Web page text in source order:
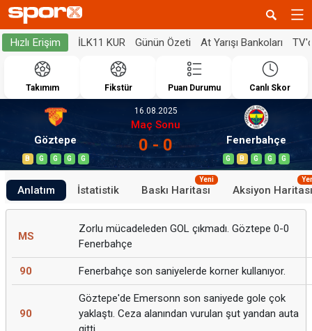
Hızlı Erişim İLK11 KUR Günün Özeti At Yarışı Bankoları
Takımım Fikstür Puan Durumu Canlı Skor
Göztepe
B G G G G
16.08.2025
Maç Sonu
0 - 0 Fenerbahçe
G B G G G
Anlatım İstatistik Baskı Haritası
Yeni
Aksiyon Haritası
MS
Zorlu mücadeleden GOL çıkmadı. Göztepe 0-0
Fenerbahçe
90 Fenerbahçe son saniyelerde korner kullanıyor.
90
Göztepe'de Emersonn son saniyede gole çok
yaklaştı. Ceza alanından vurulan şut yandan auta